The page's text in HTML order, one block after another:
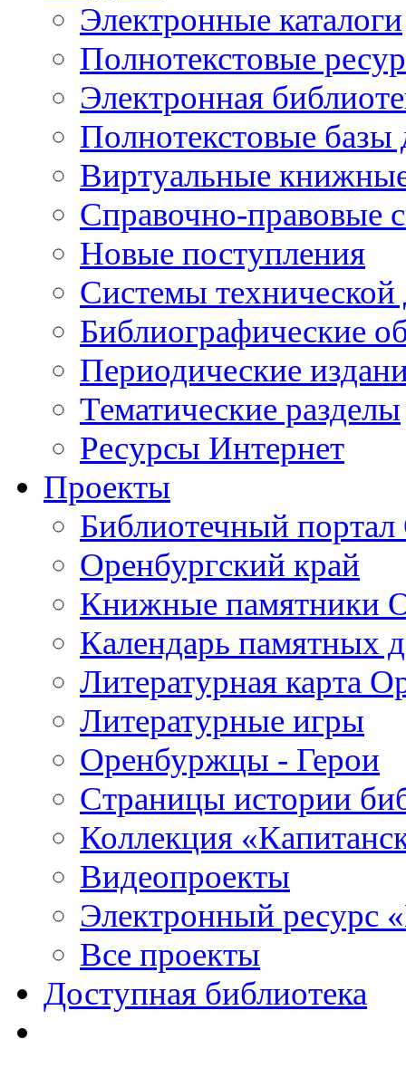
Электронные каталоги
Полнотекстовые
Электронная
Полнотекстовые
Виртуальные
Справочно-правовые
Новые поступления
Cистемы
Библиографические
Периодические
Тематические разделы
Ресурсы Интернет
Проекты
Библиотечный портал
Оренбургский край
Книжные памятники
Календарь памятных
Литературная карта
Литературные игры
Оренбуржцы - Герои
Страницы истории
Коллекция
Видеопроекты
Электронный ресурс
Все проекты
Доступная библиотека